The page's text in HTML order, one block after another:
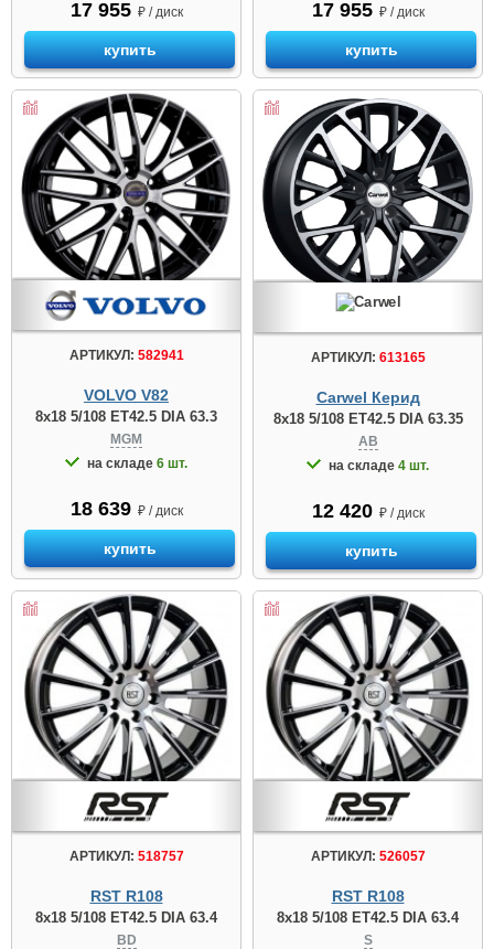
17 955 ₽ / диск
купить
17 955 ₽ / диск
купить
АРТИКУЛ: 582941
VOLVO V82
8x18 5/108 ET42.5 DIA 63.3
MGM
на складе 6 шт.
18 639 ₽ / диск
купить
АРТИКУЛ: 613165
Carwel Керид
8x18 5/108 ET42.5 DIA 63.35
AB
на складе 4 шт.
12 420 ₽ / диск
купить
АРТИКУЛ: 518757
RST R108
8x18 5/108 ET42.5 DIA 63.4
BD
АРТИКУЛ: 526057
RST R108
8x18 5/108 ET42.5 DIA 63.4
S